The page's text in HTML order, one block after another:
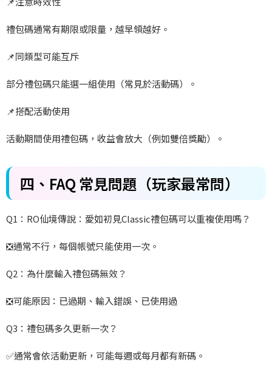
禮包碼通常有期限或限量，越早領越好。
📌同類型可能互斥
部分禮包碼只能選一組使用（常見於活動碼）。
📌搭配活動使用
活動期間使用禮包碼，收益會放大（例如雙倍獎勵）。
四、FAQ 常見問題（玩家最常問）
Q1 ：RO仙境傳說：愛如初見Classic禮包碼可以重複使用嗎？
❎通常不行，每個帳號只能使用一次。
Q2 ：為什麼輸入禮包碼無效？
❎可能原因：已過期、輸入錯誤、已使用過
Q3 ：禮包碼多久更新一次？
✅通常會依活動更新，可能每週或每月都有新碼。